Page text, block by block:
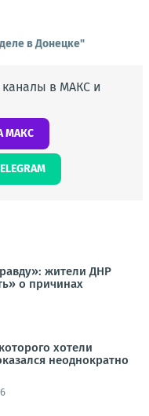
в Донецке"
в МАКС и
МАКС
жители ДНР
о причинах
хотели
неоднократно